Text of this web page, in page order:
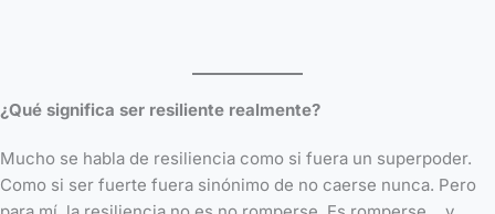
¿Qué significa ser resiliente realmente?
Mucho se habla de resiliencia como si fuera un superpoder.
Como si ser fuerte fuera sinónimo de no caerse nunca. Pero